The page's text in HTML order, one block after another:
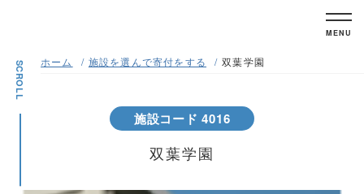
MENU
SCROLL ホーム 施設を選んで寄付をする 双葉学園
施設コード 4016
双葉学園